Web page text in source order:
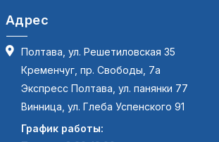
Адрес
Полтава, ул. Решетиловская 35
Кременчуг, пр. Свободы, 7а
Экспресс Полтава, ул. панянки 77
Винница, ул. Глеба Успенского 91
График работы: